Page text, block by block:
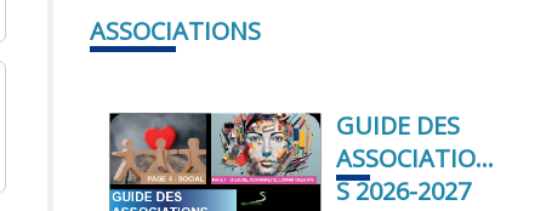
ASSOCIATIONS
GUIDE DES
ASSOCIATION
S 2026-2027